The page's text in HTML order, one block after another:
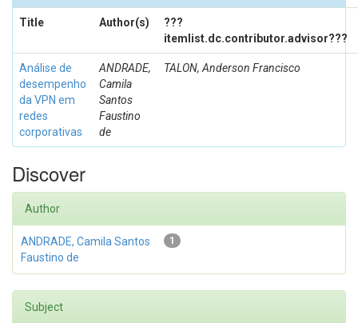
Title Author(s)
???
itemlist.dc.contributor.advisor???
Análise de
desempenho
da VPN em
redes
corporativas
ANDRADE,
Camila
Santos
Faustino
de
TALON, Anderson Francisco
Discover
Author
1
ANDRADE, Camila Santos
Faustino de
Subject